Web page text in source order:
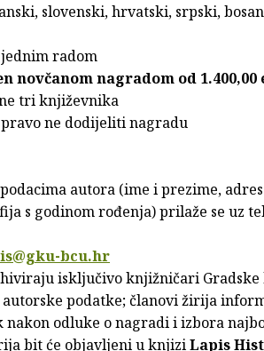
slovenski, hrvatski, srpski,
radom
novčanom nagradom od 1.400,00
tri književnika
ne dodijeliti nagradu
autora (ime i prezime,
s godinom rođenja) prilaže se uz
bcu.hr
isključivo knjižničari Gradske
podatke; članovi žirija
odluke o nagradi i izbora
bit će objavljeni u knjiziLapis